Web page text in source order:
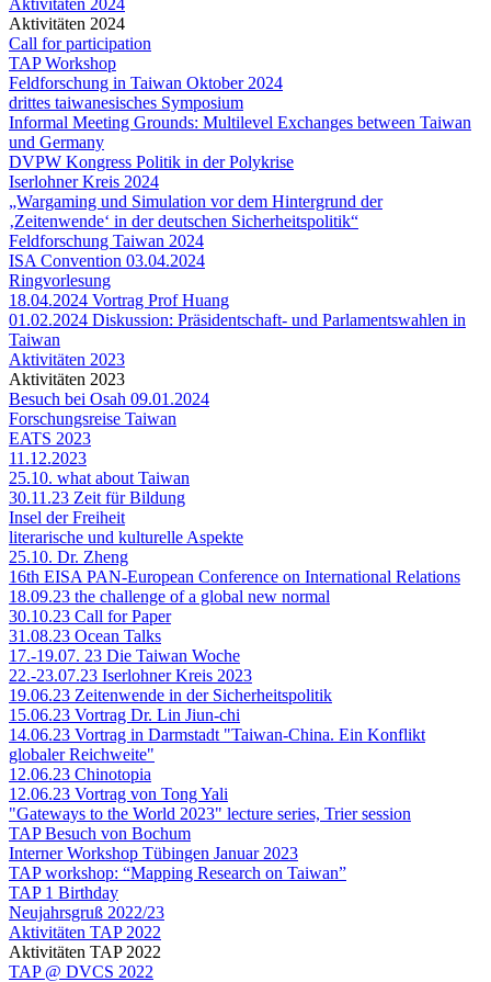
Aktivitäten 2024
Aktivitäten 2024
Call for participation
TAP Workshop
Feldforschung in Taiwan Oktober 2024
drittes taiwanesisches Symposium
Informal Meeting Grounds: Multilevel Exchanges between Taiwan
und Germany
DVPW Kongress Politik in der Polykrise
Iserlohner Kreis 2024
„Wargaming und Simulation vor dem Hintergrund der
‚Zeitenwende‘ in der deutschen Sicherheitspolitik“
Feldforschung Taiwan 2024
ISA Convention 03.04.2024
Ringvorlesung
18.04.2024 Vortrag Prof Huang
01.02.2024 Diskussion: Präsidentschaft- und Parlamentswahlen in
Taiwan
Aktivitäten 2023
Aktivitäten 2023
Besuch bei Osah 09.01.2024
Forschungsreise Taiwan
EATS 2023
11.12.2023
25.10. what about Taiwan
30.11.23 Zeit für Bildung
Insel der Freiheit
literarische und kulturelle Aspekte
25.10. Dr. Zheng
16th EISA PAN-European Conference on International Relations
18.09.23 the challenge of a global new normal
30.10.23 Call for Paper
31.08.23 Ocean Talks
17.-19.07. 23 Die Taiwan Woche
22.-23.07.23 Iserlohner Kreis 2023
19.06.23 Zeitenwende in der Sicherheitspolitik
15.06.23 Vortrag Dr. Lin Jiun-chi
14.06.23 Vortrag in Darmstadt "Taiwan-China. Ein Konflikt
globaler Reichweite"
12.06.23 Chinotopia
12.06.23 Vortrag von Tong Yali
"Gateways to the World 2023" lecture series, Trier session
TAP Besuch von Bochum
Interner Workshop Tübingen Januar 2023
TAP workshop: “Mapping Research on Taiwan”
TAP 1 Birthday
Neujahrsgruß 2022/23
Aktivitäten TAP 2022
Aktivitäten TAP 2022
TAP @ DVCS 2022